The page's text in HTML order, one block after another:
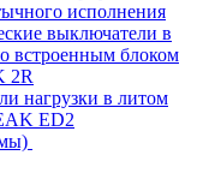
исполнения
выключатели в
встроенным блоком
2R
нагрузки в литом
ED2